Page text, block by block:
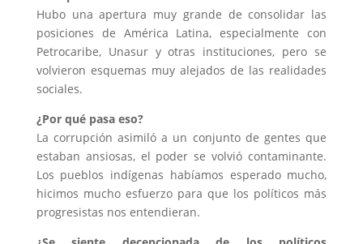
Hubo una apertura muy grande de consolidar las
posiciones de América Latina, especialmente con
Petrocaribe, Unasur y otras instituciones, pero se
volvieron esquemas muy alejados de las realidades
sociales.
¿Por qué pasa eso?
La corrupción asimiló a un conjunto de gentes que
estaban ansiosas, el poder se volvió contaminante.
Los pueblos indígenas habíamos esperado mucho,
hicimos mucho esfuerzo para que los políticos más
progresistas nos entendieran.